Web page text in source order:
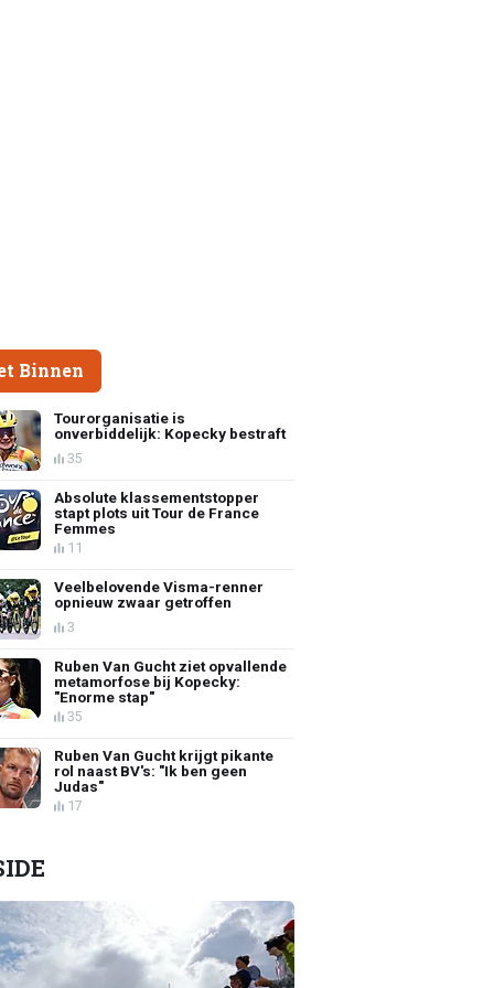
Binnen
Tourorganisatie is
onverbiddelijk: Kopecky bestraft
35
Absolute klassementstopper
stapt plots uit Tour de France
Femmes
11
Veelbelovende Visma-renner
opnieuw zwaar getroffen
3
Ruben Van Gucht ziet opvallende
metamorfose bij Kopecky:
"Enorme stap"
35
Ruben Van Gucht krijgt pikante
rol naast BV's: "Ik ben geen
Judas"
17